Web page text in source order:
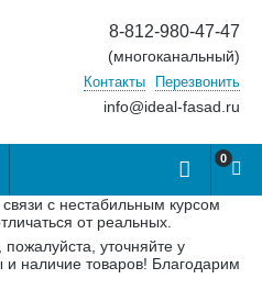
8-812-980-47-47
(многоканальный)
Контакты Перезвонить
info@ideal-fasad.ru
0
с нестабильным курсом
от реальных.
уточняйте у
наличие товаров! Благодарим